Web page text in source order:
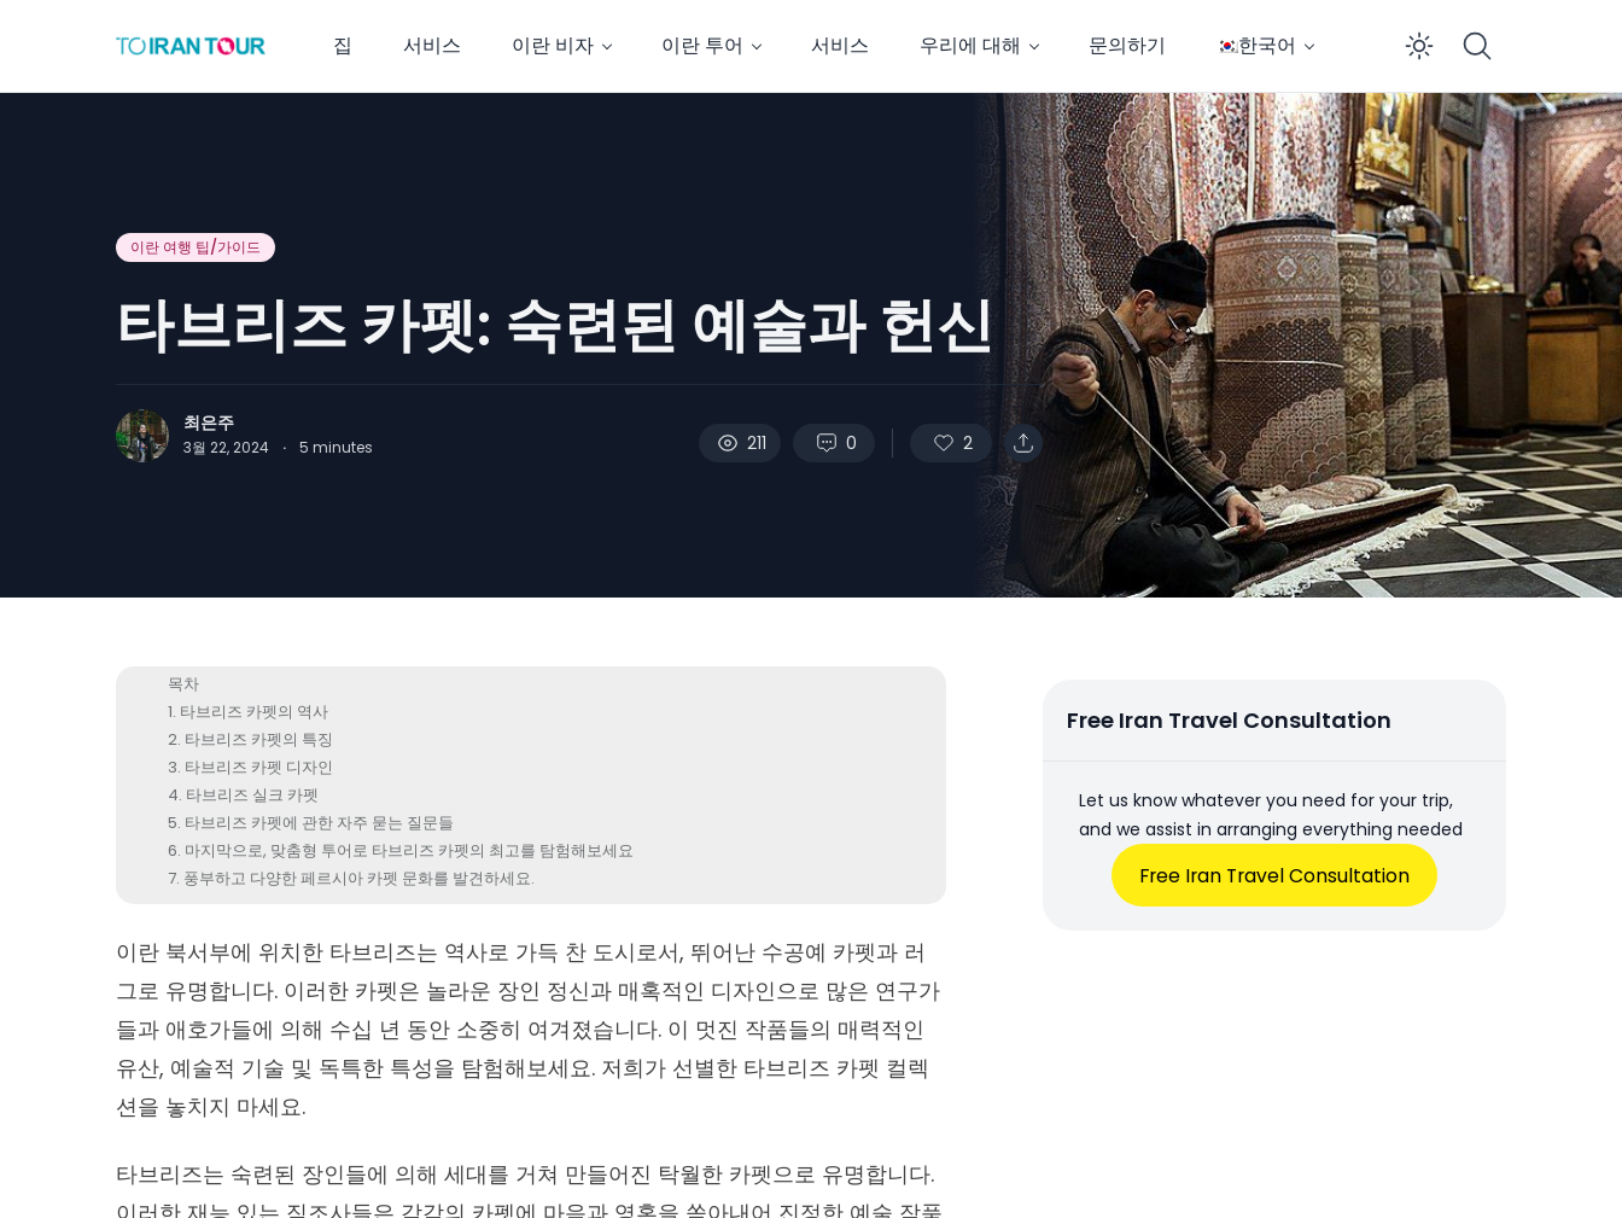
집 서비스 이란 비자 이란 투어 서비스 우리에 대해 문의하기 한국어 Enable
이란 여행 팁/가이드
타브리즈 카펫: 숙련된 예술과 헌신
최은주
3월 22, 2024 · 5 minutes 211 0 2
목차
타브리즈 카펫의 역사
타브리즈 카펫의 특징
타브리즈 카펫 디자인
타브리즈 실크 카펫
타브리즈 카펫에 관한 자주 묻는 질문들
마지막으로, 맞춤형 투어로 타브리즈 카펫의 최고를 탐험해보세요
풍부하고 다양한 페르시아 카펫 문화를 발견하세요.
이란 북서부에 위치한 타브리즈는 역사로 가득 찬 도시로서, 뛰어난 수공예 카펫과 러
그로 유명합니다. 이러한 카펫은 놀라운 장인 정신과 매혹적인 디자인으로 많은 연구가
들과 애호가들에 의해 수십 년 동안 소중히 여겨졌습니다. 이 멋진 작품들의 매력적인
유산, 예술적 기술 및 독특한 특성을 탐험해보세요. 저희가 선별한 타브리즈 카펫 컬렉
션을 놓치지 마세요.
타브리즈는 숙련된 장인들에 의해 세대를 거쳐 만들어진 탁월한 카펫으로 유명합니다.
Free Iran Travel Consultation
Let us know whatever you need for your trip,
and we assist in arranging everything needed
Free Iran Travel Consultation